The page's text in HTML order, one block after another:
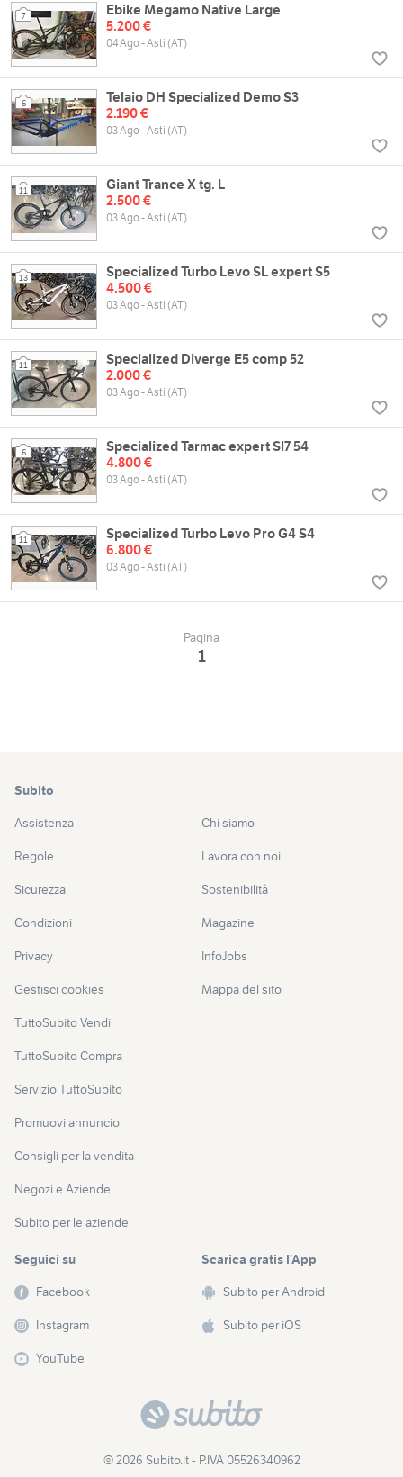
7
Ebike Megamo Native Large
5.200 €
04 Ago - Asti (AT)
6
Telaio DH Specialized Demo S3
2.190 €
03 Ago - Asti (AT)
11
Giant Trance X tg. L
2.500 €
03 Ago - Asti (AT)
13
Specialized Turbo Levo SL expert S5
4.500 €
03 Ago - Asti (AT)
11
Specialized Diverge E5 comp 52
2.000 €
03 Ago - Asti (AT)
6
Specialized Tarmac expert Sl7 54
4.800 €
03 Ago - Asti (AT)
11
Specialized Turbo Levo Pro G4 S4
6.800 €
03 Ago - Asti (AT)
Pagina
1
Subito
Assistenza
Regole
Sicurezza
Condizioni
Privacy
Gestisci cookies
TuttoSubito Vendi
TuttoSubito Compra
Servizio TuttoSubito
Promuovi annuncio
Consigli per la vendita
Negozi e Aziende
Subito per le aziende
Chi siamo
Lavora con noi
Sostenibilità
Magazine
InfoJobs
Mappa del sito
Seguici su
Facebook
Instagram
YouTube
Scarica gratis l’App
Subito per Android
Subito per iOS
© 2026 Subito.it - P.IVA 05526340962